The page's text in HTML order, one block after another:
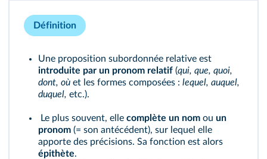
Définition
Une proposition subordonnée relative est
introduite par un pronom relatif (qui, que, quoi,
dont, où et les formes composées : lequel, auquel,
duquel, etc.).
Le plus souvent, elle complète un nom ou un
pronom (= son antécédent), sur lequel elle
apporte des précisions. Sa fonction est alors
épithète.